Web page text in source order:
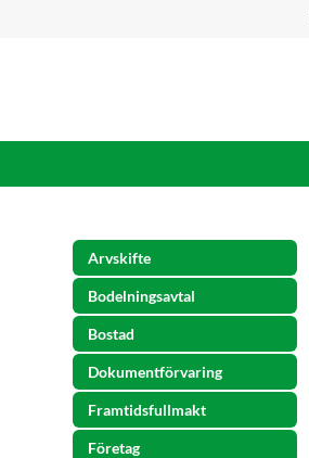
Arvskifte
Bodelningsavtal
Bostad
Dokumentförvaring
Framtidsfullmakt
Företag